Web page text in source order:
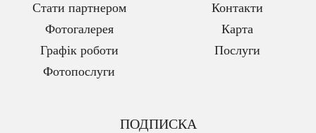
Стати партнером
Фотогалерея
Графік роботи
Фотопослуги
Контакти
Карта
Послуги
ПОДПИСКА